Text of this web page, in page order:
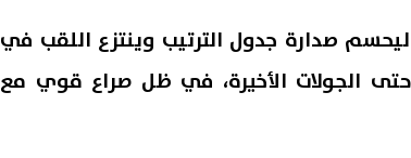
رصيده إلى 56 نقطة ليحسم صدارة جدول الترتيب وينتزع اللقب في
الجولات الأخيرة، في ظل صراع قوي مع